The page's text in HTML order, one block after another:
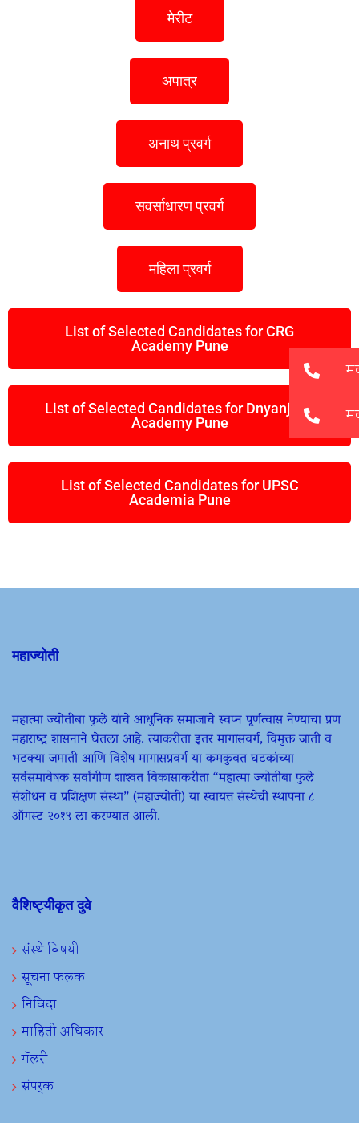
मेरीट
अपात्र
अनाथ प्रवर्ग
सवर्साधारण प्रवर्ग
महिला प्रवर्ग
List of Selected Candidates for CRG
Academy Pune
List of Selected Candidates for Dnyanjyoti
Academy Pune
List of Selected Candidates for UPSC
Academia Pune
महाज्योती
महात्मा ज्योतीबा फुले यांचे आधुनिक समाजाचे स्वप्न पूर्णत्वास नेण्याचा प्रण
महाराष्ट्र शासनाने घेतला आहे. त्याकरीता इतर मागासवर्ग, विमुक्त जाती व
भटक्या जमाती आणि विशेष मागासप्रवर्ग या कमकुवत घटकांच्या
सर्वसमावेषक सर्वांगीण शाश्वत विकासाकरीता “महात्मा ज्योतीबा फुले
संशोधन व प्रशिक्षण संस्था” (महाज्योती) या स्वायत्त संस्थेची स्थापना ८
ऑगस्ट २०१९ ला करण्यात आली.
वैशिष्ट्यीकृत दुवे
संस्थे विषयी
सूचना फलक
निविदा
माहिती अधिकार
गॅलरी
संपर्क